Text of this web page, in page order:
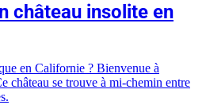
château insolite en
en Californie ? Bienvenue à
château se trouve à mi-chemin entre